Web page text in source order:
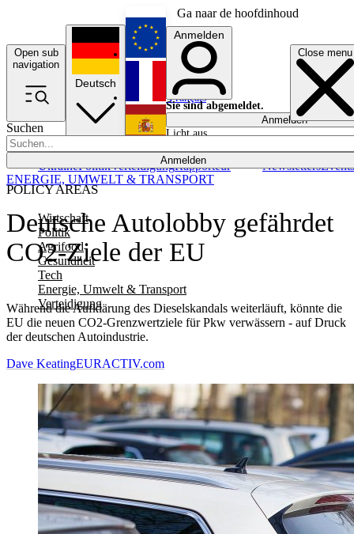
Ga naar de hoofdinhoud
Open sub
navigation
Close menu
Suchen
Anmelden
POLICY AREAS
Wirtschaft
Politik
Agrifood
Gesundheit
Tech
Energie, Umwelt & Transport
Verteidigung
UkrainePolitikVerteidigungRapporteur NewslettersEvents
Deutsch
English
Français
Anmelden
Sie sind abgemeldet.
Anmelden
Licht aus
Deutsche Autolobby gefährdet
CO2-Ziele der EU
Während die Aufklärung des Dieselskandals weiterläuft, könnte die
EU die neuen CO2-Grenzwertziele für Pkw verwässern - auf Druck
der deutschen Autoindustrie.
ENERGIE, UMWELT & TRANSPORT
Dave KeatingEURACTIV.com